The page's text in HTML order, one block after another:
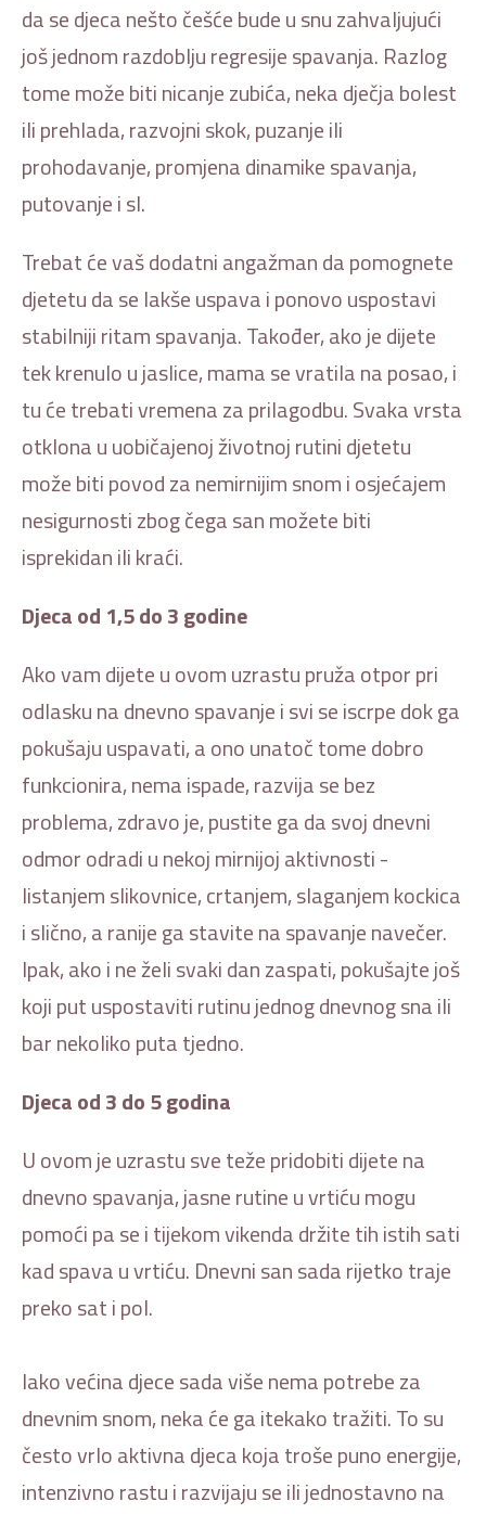
da se djeca nešto češće bude u snu zahvaljujući
još jednom razdoblju regresije spavanja. Razlog
tome može biti nicanje zubića, neka dječja bolest
ili prehlada, razvojni skok, puzanje ili
prohodavanje, promjena dinamike spavanja,
putovanje i sl.
Trebat će vaš dodatni angažman da pomognete
djetetu da se lakše uspava i ponovo uspostavi
stabilniji ritam spavanja. Također, ako je dijete
tek krenulo u jaslice, mama se vratila na posao, i
tu će trebati vremena za prilagodbu. Svaka vrsta
otklona u uobičajenoj životnoj rutini djetetu
može biti povod za nemirnijim snom i osjećajem
nesigurnosti zbog čega san možete biti
isprekidan ili kraći.
Djeca od 1,5 do 3 godine
Ako vam dijete u ovom uzrastu pruža otpor pri
odlasku na dnevno spavanje i svi se iscrpe dok ga
pokušaju uspavati, a ono unatoč tome dobro
funkcionira, nema ispade, razvija se bez
problema, zdravo je, pustite ga da svoj dnevni
odmor odradi u nekoj mirnijoj aktivnosti -
listanjem slikovnice, crtanjem, slaganjem kockica
i slično, a ranije ga stavite na spavanje navečer.
Ipak, ako i ne želi svaki dan zaspati, pokušajte još
koji put uspostaviti rutinu jednog dnevnog sna ili
bar nekoliko puta tjedno.
Djeca od 3 do 5 godina
U ovom je uzrastu sve teže pridobiti dijete na
dnevno spavanja, jasne rutine u vrtiću mogu
pomoći pa se i tijekom vikenda držite tih istih sati
kad spava u vrtiću. Dnevni san sada rijetko traje
preko sat i pol.
Iako većina djece sada više nema potrebe za
dnevnim snom, neka će ga itekako tražiti. To su
često vrlo aktivna djeca koja troše puno energije,
intenzivno rastu i razvijaju se ili jednostavno na